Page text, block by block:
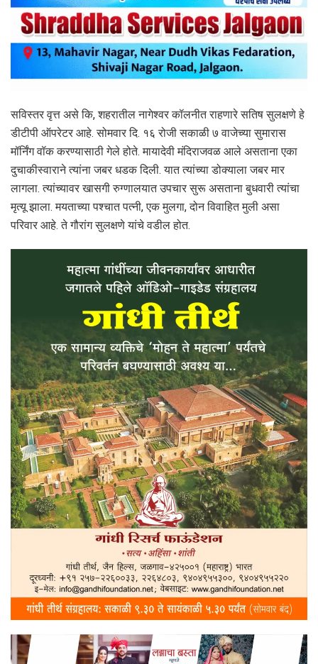
सविस्तर वृत्त असे कि, शहरातील नागेश्वर कॉलनीत राहणारे सतिष सुलक्षणे हे
डीटीपी ऑपरेटर आहे. सोमवार दि. १६ रोजी सकाळी ७ वाजेच्या सुमारास
मॉर्निंग वॉक करण्यासाठी गेले होते. मायादेवी मंदिराजवळ आले असताना एका
दुचाकीस्वाराने त्यांना जबर धडक दिली. यात त्यांच्या डोक्याला जबर मार
लागला. त्यांच्यावर खासगी रुग्णालयात उपचार सुरू असताना बुधवारी त्यांचा
मृत्यू झाला. मयताच्या पश्चात पत्नी, एक मुलगा, दोन विवाहित मुली असा
परिवार आहे. ते गौरांग सुलक्षणे यांचे वडील होत.